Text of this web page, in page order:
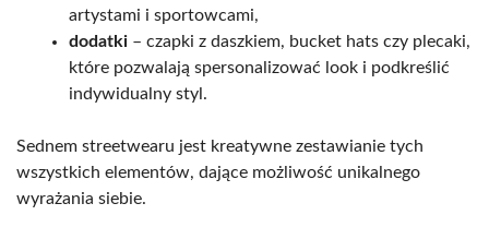
artystami i sportowcami,
dodatki – czapki z daszkiem, bucket hats czy plecaki,
które pozwalają spersonalizować look i podkreślić
indywidualny styl.
Sednem streetwearu jest kreatywne zestawianie tych
wszystkich elementów, dające możliwość unikalnego
wyrażania siebie.